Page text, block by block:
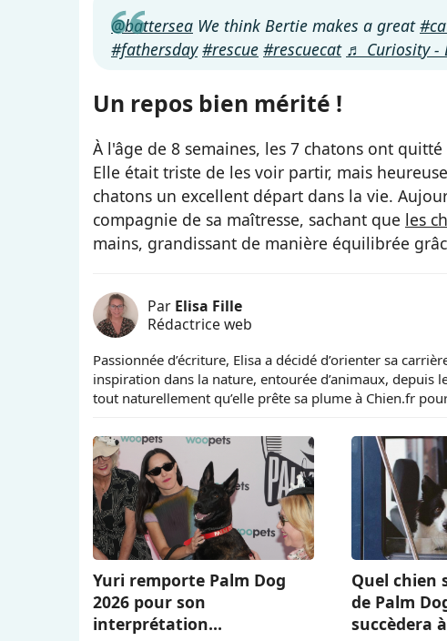
@battersea We think Bertie makes a great
#fathersday #rescue #rescuecat ♬ Curiosity -
Un repos bien mérité !
À l'âge de 8 semaines, les 7 chatons ont
Elle était triste de les voir partir, mais
chatons un excellent départ dans la vie.
compagnie de sa maîtresse, sachant que les
mains, grandissant de manière équilibrée
Par Elisa Fille
Rédactrice web
Passionnée d’écriture, Elisa a décidé d’orienter sa
inspiration dans la nature, entourée d’animaux, depuis
tout naturellement qu’elle prête sa plume à Chien.fr
Yuri remporte Palm Dog
2026 pour son
interprétation
Quel chien
de Palm
succèdera